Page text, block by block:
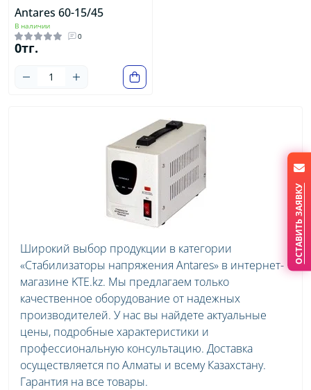
Antares 60-15/45
В наличии
0
0тг.
Широкий выбор продукции в категории
«Стабилизаторы напряжения Antares» в интернет-
магазине KTE.kz. Мы предлагаем только
качественное оборудование от надежных
производителей. У нас вы найдете актуальные
цены, подробные характеристики и
профессиональную консультацию. Доставка
осуществляется по Алматы и всему Казахстану.
Гарантия на все товары.
ОСТАВИТЬ ЗАЯВКУ